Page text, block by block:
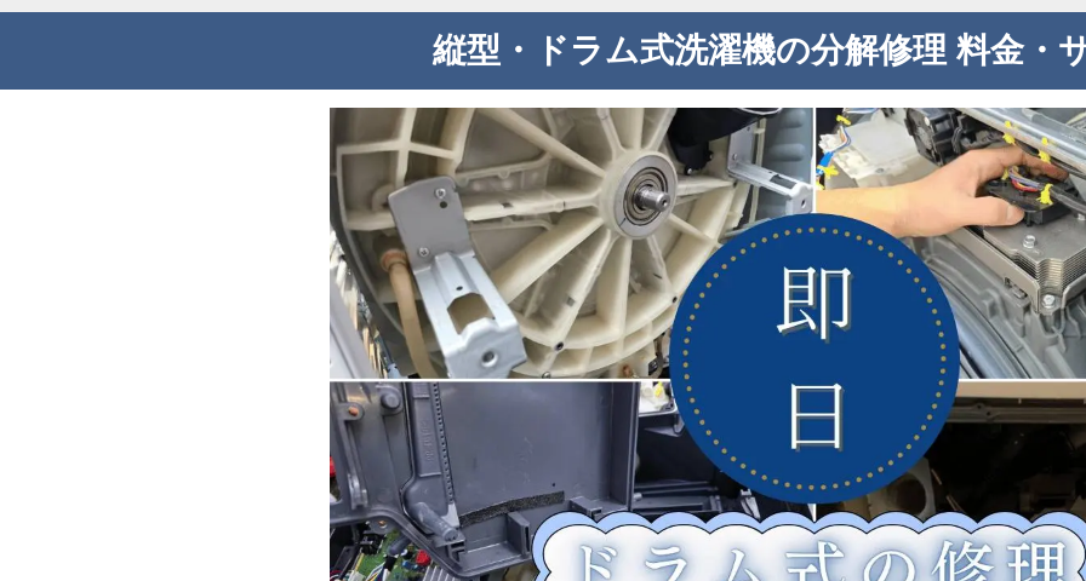
縦型・ドラム式洗濯機の分解修理 料金・